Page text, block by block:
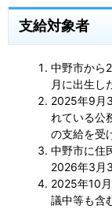
支給対象者
中野市から
月に出生し
2025年9月
れている公
の支給を受
中野市に住
2026年3月
2025年10
議中等も含